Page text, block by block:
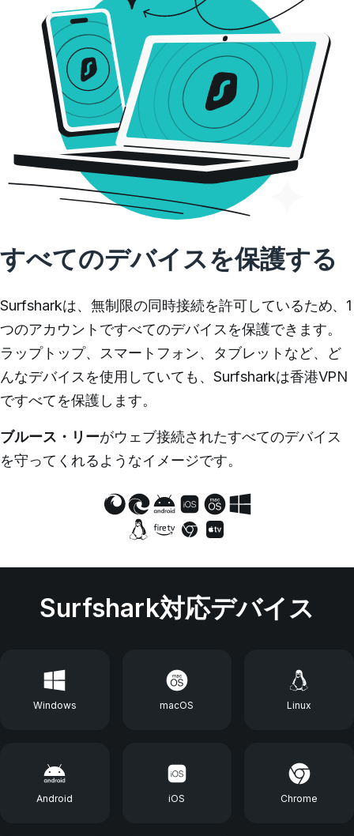
すべてのデバイスを保護する
Surfsharkは、無制限の同時接続を許可しているため、1
つのアカウントですべてのデバイスを保護できます。
ラップトップ、スマートフォン、タブレットなど、ど
んなデバイスを使用していても、Surfsharkは香港VPN
ですべてを保護します。
ブルース・リーがウェブ接続されたすべてのデバイス
を守ってくれるようなイメージです。
Surfshark対応デバイス
Windows macOS Linux
Android iOS Chrome